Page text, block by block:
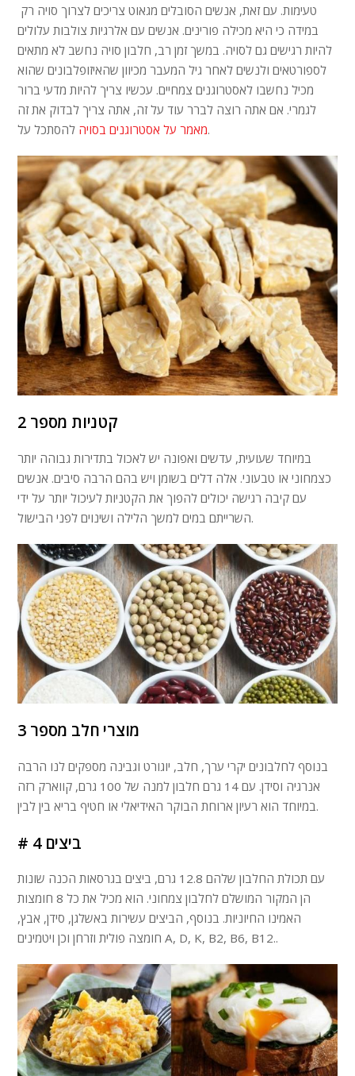
טעימות. עם זאת, אנשים הסובלים מגאוט צריכים לצרוך סויה רק ​​
במידה כי היא מכילה פורינים. אנשים עם אלרגיות צולבות עלולים
להיות רגישים גם לסויה. במשך זמן רב, חלבון סויה נחשב לא מתאים
לספורטאים ולנשים לאחר גיל המעבר מכיוון שהאיזופלבונים שהוא
מכיל נחשבו לאסטרוגנים צמחיים. עכשיו צריך להיות מדעי ברור
לגמרי. אם אתה רוצה לברר עוד על זה, אתה צריך לבדוק את זה
מאמר על אסטרוגנים בסויהלהסתכל על.
קטניות מספר 2
במיוחד שעועית, עדשים ואפונה יש לאכול בתדירות גבוהה יותר
כצמחוני או טבעוני. אלה דלים בשומן ויש בהם הרבה סיבים. אנשים
עם קיבה רגישה יכולים להפוך את הקטניות לעיכול יותר על ידי
השרייתם במים למשך הלילה ושינוים לפני הבישול.
מוצרי חלב מספר 3
בנוסף לחלבונים יקרי ערך, חלב, יוגורט וגבינה מספקים לנו הרבה
אנרגיה וסידן. עם 14 גרם חלבון למנה של 100 גרם, קווארק רזה
במיוחד הוא רעיון ארוחת הבוקר האידיאלי או חטיף בריא בין לבין.
# 4 ביצים
עם תכולת החלבון שלהם 12.8 גרם, ביצים בגרסאות הכנה שונות
הן המקור המושלם לחלבון צמחוני. הוא מכיל את כל 8 חומצות
האמינו החיוניות. בנוסף, הביצים עשירות באשלגן, סידן, אבץ,
חומצה פולית וזרחן וכן ויטמינים A, D, K, B2, B6, B12..